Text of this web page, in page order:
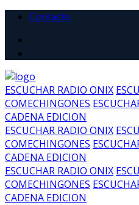
Contacto
ESCUCHAR RADIO ONIX
COMECHINGONES
CADENA EDICION
ESCUCHAR RADIO ONIX
COMECHINGONES
CADENA EDICION
ESCUCHAR RADIO ONIX
COMECHINGONES
CADENA EDICION